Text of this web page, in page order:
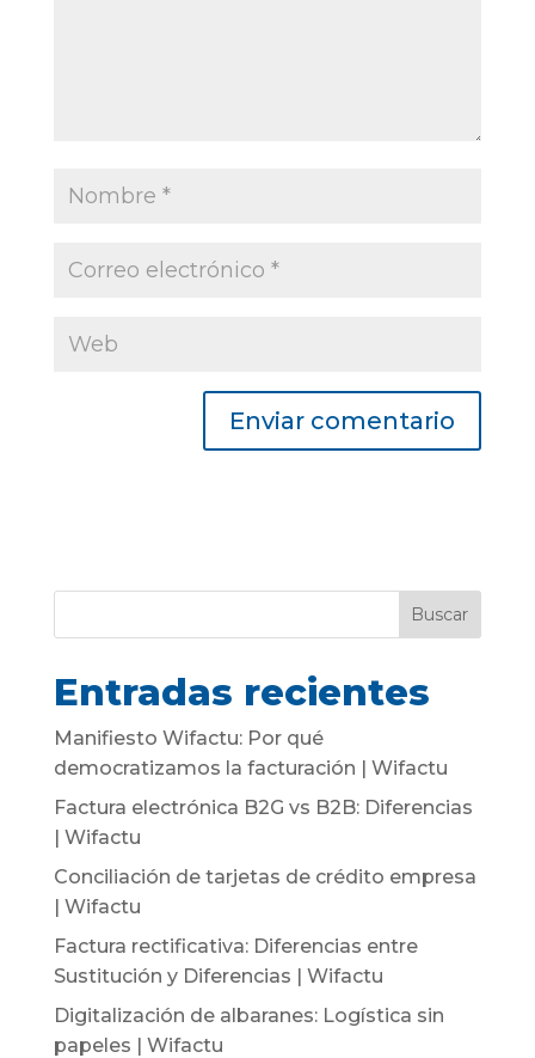
Buscar
Entradas recientes
Manifiesto Wifactu: Por qué
democratizamos la facturación | Wifactu
Factura electrónica B2G vs B2B: Diferencias
| Wifactu
Conciliación de tarjetas de crédito empresa
| Wifactu
Factura rectificativa: Diferencias entre
Sustitución y Diferencias | Wifactu
Digitalización de albaranes: Logística sin
papeles | Wifactu